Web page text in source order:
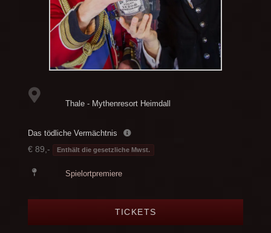
Thale - Mythenresort Heimdall
Das tödliche Vermächtnis
€ 89,- Enthält die gesetzliche Mwst.
Spielortpremiere
TICKETS